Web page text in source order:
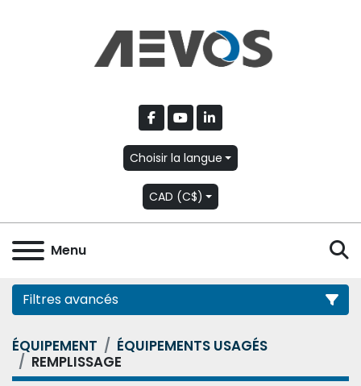
facebook
youtubelinkedin
Choisir la langue
CAD (C$)
Menu
Filtres avancés
Catégorie
ÉQUIPEMENT
ÉQUIPEMENTS USAGÉS
REMPLISSAGE